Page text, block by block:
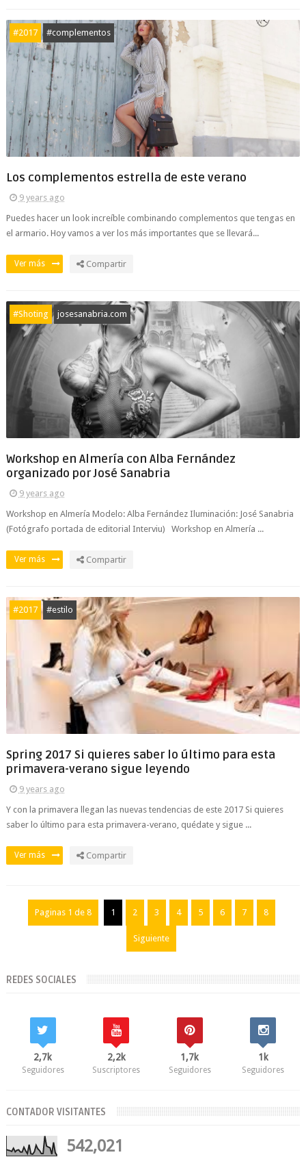
#2017 #complementos
Los complementos estrella de este verano
9 years ago
Puedes hacer un look increíble combinando complementos que tengas en
el armario. Hoy vamos a ver los más importantes que se llevará...
Ver más Compartir
#Shoting josesanabria.com
Workshop en Almería con Alba Fernández
organizado por José Sanabria
9 years ago
Workshop en Almería Modelo: Alba Fernández Iluminación: José Sanabria
(Fotógrafo portada de editorial Interviu) Workshop en Almería ...
Ver más Compartir
#2017 #estilo
Spring 2017 Si quieres saber lo último para esta
primavera-verano sigue leyendo
9 years ago
Y con la primavera llegan las nuevas tendencias de este 2017 Si quieres
saber lo último para esta primavera-verano, quédate y sigue ...
Ver más Compartir
Paginas 1 de 8 1 2 3 4 5 6 7 8
Siguiente
REDES SOCIALES
2,7k
Seguidores
2,2k
Suscriptores
1,7k
Seguidores
1k
Seguidores
CONTADOR VISITANTES
542,021